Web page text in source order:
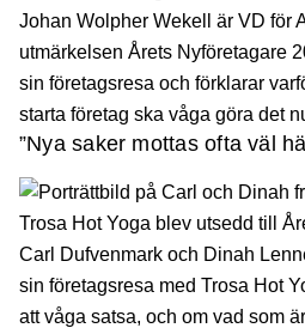
Johan Wolpher Wekell är VD för
utmärkelsen Årets Nyföretagare
sin företagsresa och förklarar
starta företag ska våga göra det
”Nya saker mottas ofta väl
Trosa Hot Yoga blev utsedd till
Carl Dufvenmark och Dinah
sin företagsresa med Trosa Hot
att våga satsa, och om vad som